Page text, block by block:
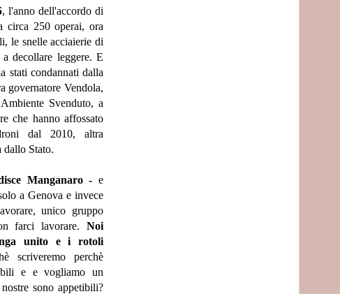
, l'anno dell'accordo di
circa 250 operai, ora
le snelle acciaierie di
decollare leggere. E
stati condannati dalla
governatore Vendola,
Svenduto, a
che hanno affossato
dal 2010, altra
dallo Stato.
Manganaro - e
a Genova e invece
unico gruppo
farci lavorare.
Noi
unito e i rotoli
scriveremo perchè
e e vogliamo un
sono appetibili?